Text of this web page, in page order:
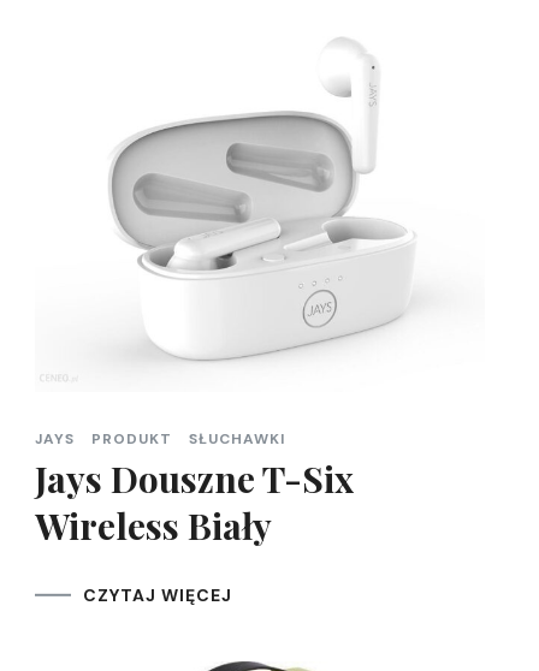
JAYS PRODUKT SŁUCHAWKI
Jays Douszne T-Six
Wireless Biały
CZYTAJ WIĘCEJ